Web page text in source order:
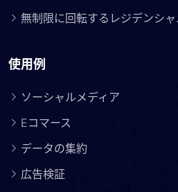
無制限に回転するレジデンシ
使用例
ソーシャルメディア
Eコマース
データの集約
広告検証